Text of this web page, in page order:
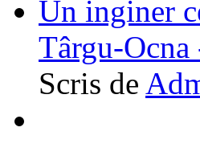
Un inginer
Târgu-
Scris de